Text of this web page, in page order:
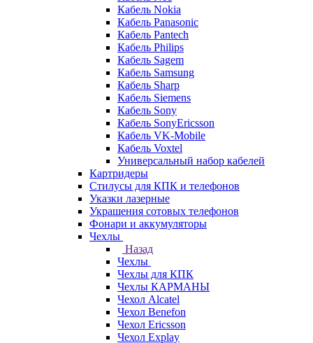
Кабель Nokia
Кабель Panasonic
Кабель Pantech
Кабель Philips
Кабель Sagem
Кабель Samsung
Кабель Sharp
Кабель Siemens
Кабель Sony
Кабель SonyEricsson
Кабель VK-Mobile
Кабель Voxtel
Универсальный набор кабелей
Картридеры
Стилусы для КПК и телефонов
Указки лазерные
Украшения сотовых телефонов
Фонари и аккумуляторы
Чехлы
Назад
Чехлы
Чехлы для КПК
Чехлы КАРМАНЫ
Чехол Alcatel
Чехол Benefon
Чехол Ericsson
Чехол Explay